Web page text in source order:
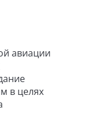
авиации
в целях